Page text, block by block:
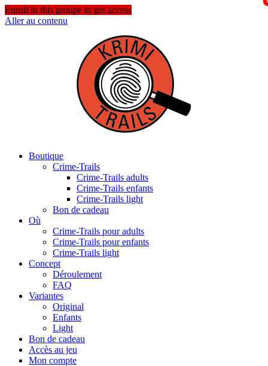
Enroll in this groupe to get access
Aller au contenu
Boutique
Crime-Trails
Crime-Trails adults
Crime-Trails enfants
Crime-Trails light
Bon de cadeau
Où
Crime-Trails pour adults
Crime-Trails pour enfants
Crime-Trails light
Concept
Déroulement
FAQ
Variantes
Original
Enfants
Light
Bon de cadeau
Accès au jeu
Mon compte